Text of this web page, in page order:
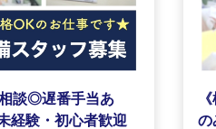
相談◎遅番手当あ
経験・初心者歓迎
の